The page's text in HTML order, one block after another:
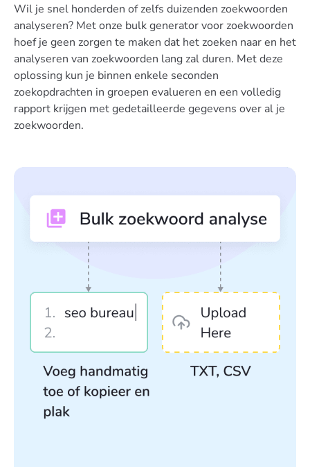
Wil je snel honderden of zelfs duizenden zoekwoorden
analyseren? Met onze bulk generator voor zoekwoorden
hoef je geen zorgen te maken dat het zoeken naar en het
analyseren van zoekwoorden lang zal duren. Met deze
oplossing kun je binnen enkele seconden
zoekopdrachten in groepen evalueren en een volledig
rapport krijgen met gedetailleerde gegevens over al je
zoekwoorden.